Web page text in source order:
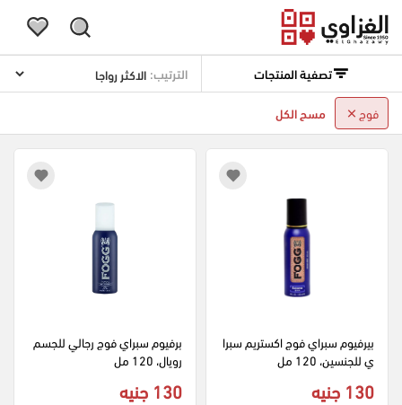
تصفية المنتجات الترتيب:
فوج مسح الكل
بيرفيوم سبراي فوج اكستريم سبرا
ي للجنسين، 120 مل
130 جنيه
رويال، 120 مل
130 جنيه